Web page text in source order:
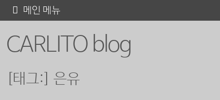
CARLITO blog
메인 메뉴
텐
[태그:] 은유